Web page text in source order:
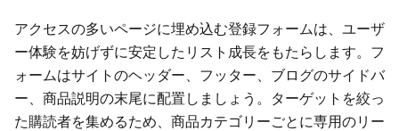
アクセスの多いページに埋め込む登録フォームは、ユーザ
ー体験を妨げずに安定したリスト成長をもたらします。フ
ォームはサイトのヘッダー、フッター、ブログのサイドバ
ー、商品説明の末尾に配置しましょう。ターゲットを絞っ
た購読者を集めるため、商品カテゴリーごとに専用のリー